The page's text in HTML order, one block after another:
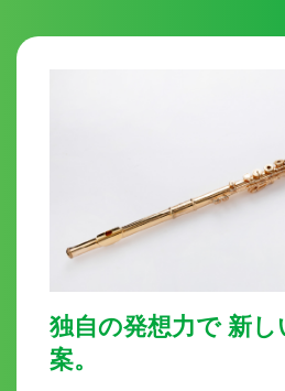
独自の発想力で 新
案。